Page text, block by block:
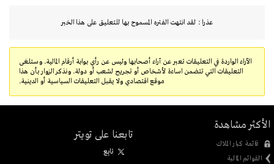
عذرا : لقد انتهت الفتره المسموح بها للتعليق على هذا الخبر
الآراء الواردة في التعليقات تعبر عن آراء أصحابها وليس عن رأي بوابة أرقام المالية. وستلغى
التعليقات التي تتضمن اساءة لأشخاص أو تجريح لشعب أو دولة. ونذكر الزوار بأن هذا
موقع اقتصادي ولا يقبل التعليقات السياسية أو الدينية.
الأكثر مشاهدة
قائمة كبار الملاك
القوائم المالية
تابعنا على تويتر
تابِع